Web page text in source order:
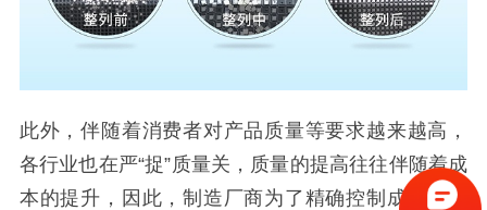
此外，伴随着消费者对产品质量等要求越来越高，
各行业也在严“捉”质量关，质量的提高往往伴随着成
本的提升，因此，制造厂商为了精确控制成本，只